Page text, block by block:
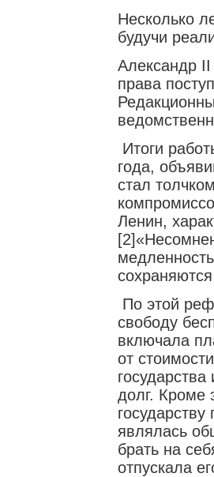
Несколько
будучи
Александр II
права
Итоги
года,
стал
Ленин,
[2]
По этой
свободу
включала
от
долг. Кроме
являлась
брать на
отпускала